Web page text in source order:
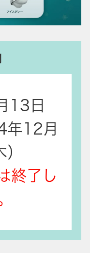
13日
年12月
終了し